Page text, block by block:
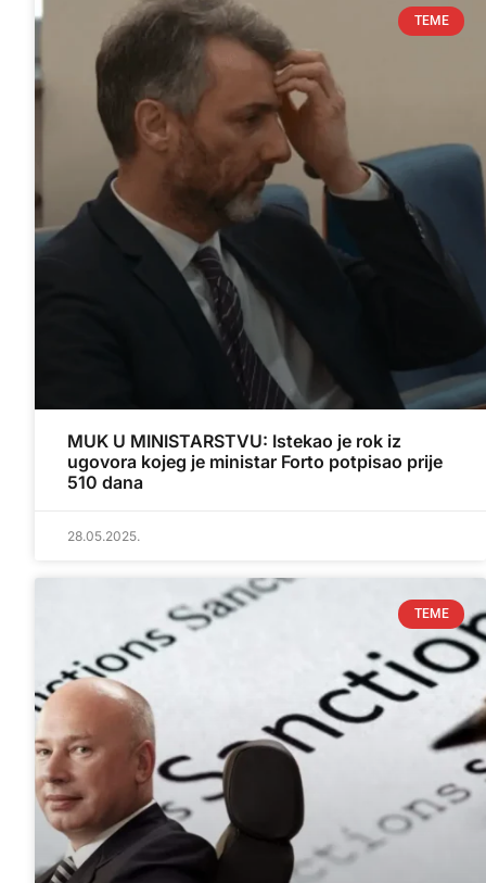
TEME
MUK U MINISTARSTVU: Istekao je rok iz
ugovora kojeg je ministar Forto potpisao prije
510 dana
28.05.2025.
TEME